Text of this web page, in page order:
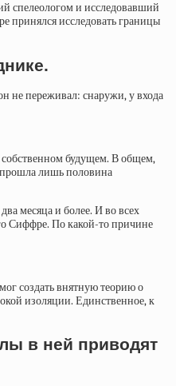
спелеологом и исследовавший
принялся исследовать границы
не переживал: снаружи, у входа
собственном будущем. В общем,
прошла лишь половина
месяца и более. И во всех
Сиффре. По какой-то причине
создать внятную теорию о
изоляции. Единственное, к
в ней приводят